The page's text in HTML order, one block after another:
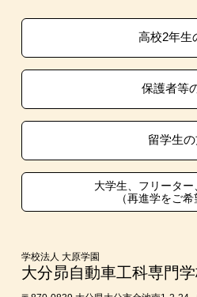
生徒会活動推薦入学
自己推薦入学
在校生・卒業生紹介推薦入学
大学生・短期大学生特別入学
学費
入学前Web通信講座
大学・短期大学・公務員併願制
大原学園グループ案内
採用ご担当の方
高校2年生
保護者等
留学生
大学生、フリータ
（再進学をご希
学校法人 大原学園
大分昴自動車工科専門